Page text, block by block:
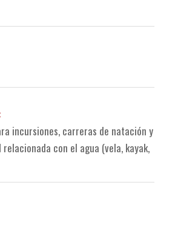
incursiones, carreras de natación y
con el agua (vela, kayak,